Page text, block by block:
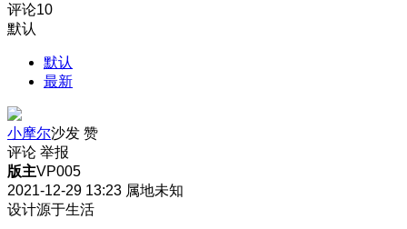
评论10
默认
默认
最新
小摩尔沙发 赞
评论 举报
版主VP005
2021-12-29 13:23 属地未知
设计源于生活